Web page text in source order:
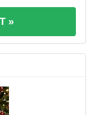
»